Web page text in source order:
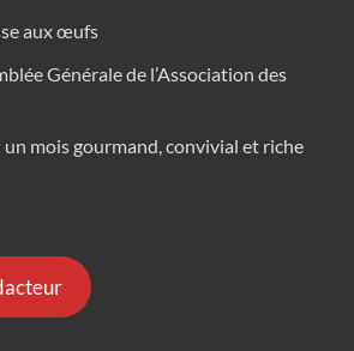
aux œufs
Générale de l’Association des
un mois gourmand, convivial et riche